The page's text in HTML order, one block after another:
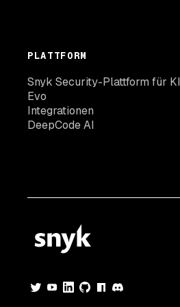
PLATTFORM
Snyk Security-Plattform für KI
Evo
Integrationen
DeepCode AI